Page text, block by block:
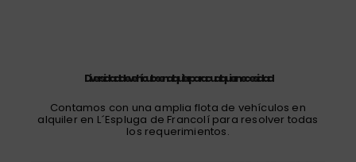
Diversidad de vehículos en alquiler para cualquier necesidad
Contamos con una amplia flota de vehículos en
alquiler en L´Espluga de Francolí para resolver todas
los requerimientos.